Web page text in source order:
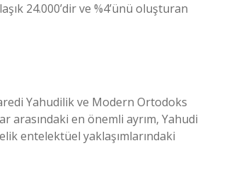
24.000’dir ve %4’ünü oluşturan
Yahudilik ve Modern Ortodoks
arasındaki en önemli ayrım, Yahudi
entelektüel yaklaşımlarındaki